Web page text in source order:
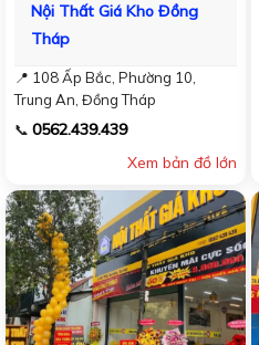
Nội Thất Giá Kho Đồng
Tháp
📍 108 Ấp Bắc, Phường 10,
Trung An, Đồng Tháp
📞 0562.439.439
Xem bản đồ lớn